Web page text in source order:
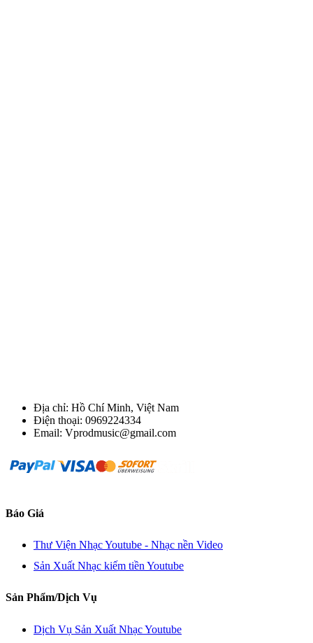
Địa chỉ: Hồ Chí Minh, Việt Nam
Điện thoại: 0969224334
Email: Vprodmusic@gmail.com
Báo Giá
Thư Viện Nhạc Youtube - Nhạc nền Video
Sản Xuất Nhạc kiếm tiền Youtube
Sản Phẩm/Dịch Vụ
Dịch Vụ Sản Xuất Nhạc Youtube